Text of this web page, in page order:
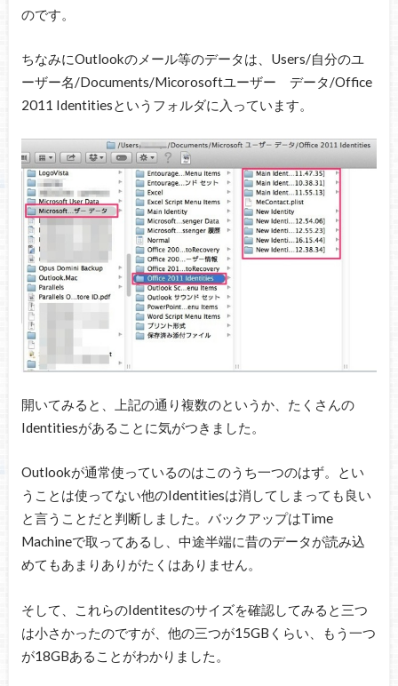
のです。
ちなみにOutlookのメール等のデータは、Users/自分のユ
ーザー名/Documents/Micorosoftユーザー データ/Office
2011 Identitiesというフォルダに入っています。
開いてみると、上記の通り複数のというか、たくさんの
Identitiesがあることに気がつきました。
Outlookが通常使っているのはこのうち一つのはず。とい
うことは使ってない他のIdentitiesは消してしまっても良い
と言うことだと判断しました。バックアップはTime
Machineで取ってあるし、中途半端に昔のデータが読み込
めてもあまりありがたくはありません。
そして、これらのIdentitesのサイズを確認してみると三つ
は小さかったのですが、他の三つが15GBくらい、もう一つ
が18GBあることがわかりました。